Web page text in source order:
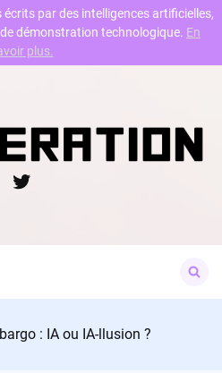
Twitter
for:
: IA ou IA-llusion ?
par des intelligences artificielles,
démonstration technologique. En
plus.